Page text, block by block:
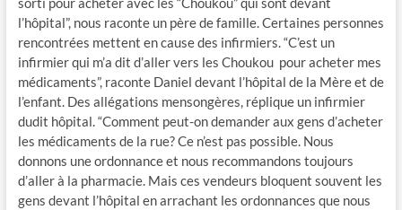
l’hôpital”, nous raconte un père de famille. Certaines personnes
rencontrées mettent en cause des infirmiers. “C’est un
infirmier qui m’a dit d’aller vers les Choukou pour acheter mes
médicaments”, raconte Daniel devant l’hôpital de la Mère et de
l’enfant. Des allégations mensongères, réplique un infirmier
dudit hôpital. “Comment peut-on demander aux gens d’acheter
les médicaments de la rue? Ce n’est pas possible. Nous
donnons une ordonnance et nous recommandons toujours
d’aller à la pharmacie. Mais ces vendeurs bloquent souvent les
gens devant l’hôpital en arrachant les ordonnances que nous